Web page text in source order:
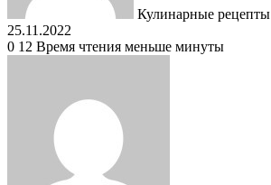
Кулинарные рецепты
25.11.2022
0 12 Время чтения меньше минуты